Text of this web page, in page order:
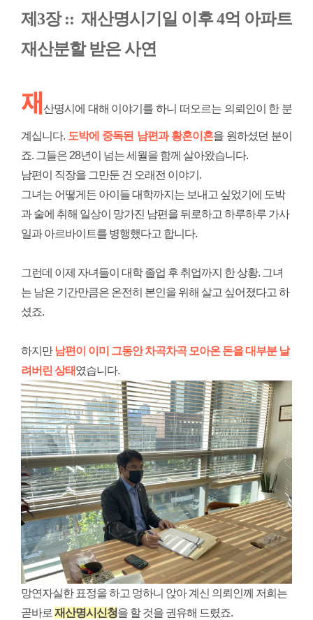
제3장 :: 재산명시기일 이후 4억 아파트
재산분할 받은 사연
재 산명시에 대해 이야기를 하니 떠오르는 의뢰인이 한 분
계십니다. 도박에 중독된 남편과 황혼이혼을 원하셨던 분이
죠. 그들은 28년이 넘는 세월을 함께 살아왔습니다.
남편이 직장을 그만둔 건 오래전 이야기.
그녀는 어떻게든 아이들 대학까지는 보내고 싶었기에 도박
과 술에 취해 일상이 망가진 남편을 뒤로하고 하루하루 가사
일과 아르바이트를 병행했다고 합니다.
그런데 이제 자녀들이 대학 졸업 후 취업까지 한 상황. 그녀
는 남은 기간만큼은 온전히 본인을 위해 살고 싶어졌다고 하
셨죠.
하지만 남편이 이미 그동안 차곡차곡 모아온 돈을 대부분 날
려버린 상태였습니다.
망연자실한 표정을 하고 멍하니 앉아 계신 의뢰인께 저희는
곧바로재산명시신청을 할 것을 권유해 드렸죠.